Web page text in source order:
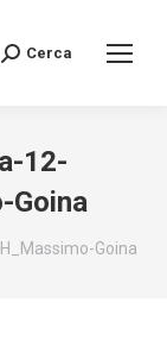
Search:
Cerca
12-
Goina
Goina